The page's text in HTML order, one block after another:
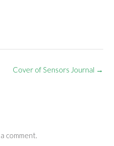
Cover of Sensors Journal →
comment.